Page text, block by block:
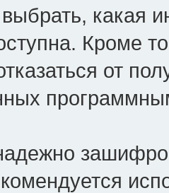
какая
Кроме
от